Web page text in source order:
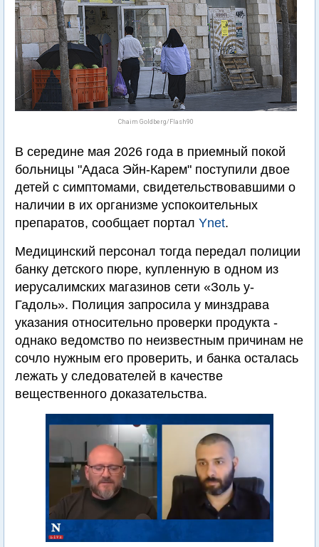
Chaim Goldberg/Flash90
В середине мая 2026 года в приемный покой
больницы "Адаса Эйн-Карем" поступили двое
детей с симптомами, свидетельствовавшими о
наличии в их организме успокоительных
препаратов, сообщает портал Ynet.
Медицинский персонал тогда передал полиции
банку детского пюре, купленную в одном из
иерусалимских магазинов сети «Золь у-
Гадоль». Полиция запросила у минздрава
указания относительно проверки продукта -
однако ведомство по неизвестным причинам не
сочло нужным его проверить, и банка осталась
лежать у следователей в качестве
вещественного доказательства.